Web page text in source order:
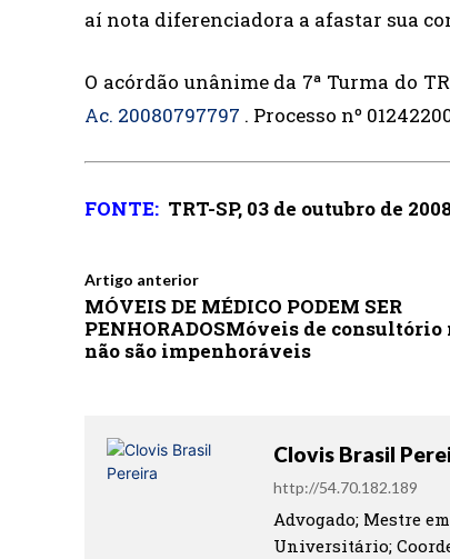
aí nota diferenciadora a afastar sua
O acórdão unânime da 7ª Turma do
Ac. 20080797797 . Processo nº
FONTE: TRT-SP, 03 de outubro de
Artigo anterior
MÓVEIS DE MÉDICO PODEM SER
PENHORADOSMóveis de consultório
não são impenhoráveis
Clovis Brasil
http://54.70.182.189
Advogado; Mestre
Universitário;